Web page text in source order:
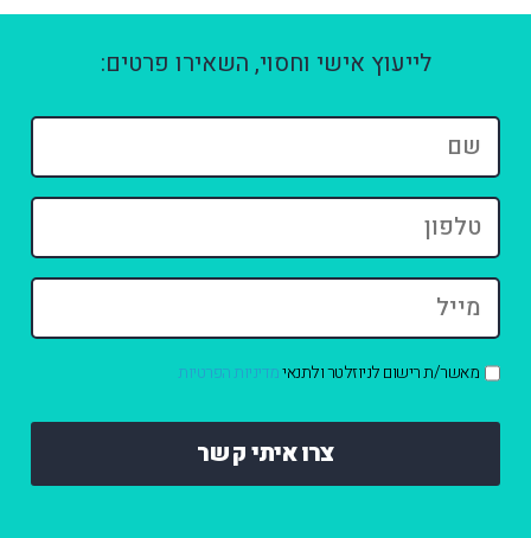
לייעוץ אישי וחסוי, השאירו פרטים:
שם *
טלפון *
מייל *
אישור
קבלת
מאשר/ת רישום לניוזלטר ולתנאימדיניות הפרטיות